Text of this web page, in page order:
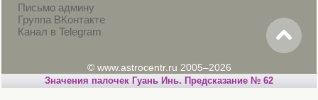
Письмо админу
Группа ВКонтакте
Канал в Telegram
© www.astrocentr.ru 2005–2026
Значения палочек Гуань Инь. Предсказание № 62